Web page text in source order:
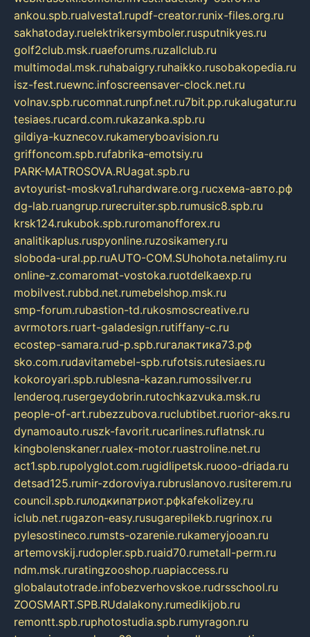
ankou.spb.rualvesta1.rupdf-creator.runix-files.org.ru
sakhatoday.ruelektrikersymboler.rusputnikyes.ru
golf2club.msk.ruaeforums.ruzallclub.ru
multimodal.msk.ruhabaigry.ruhaikko.rusobakopedia.ru
isz-fest.ruewnc.infoscreensaver-clock.net.ru
volnav.spb.rucomnat.runpf.net.ru7bit.pp.rukalugatur.ru
tesiaes.rucard.com.rukazanka.spb.ru
gildiya-kuznecov.rukameryboavision.ru
griffoncom.spb.rufabrika-emotsiy.ru
PARK-MATROSOVA.RUagat.spb.ru
avtoyurist-moskva1.ruhardware.org.ruсхема-авто.рф
dg-lab.ruangrup.rurecruiter.spb.rumusic8.spb.ru
krsk124.rukubok.spb.ruromanofforex.ru
analitikaplus.ruspyonline.ruzosikamery.ru
sloboda-ural.pp.ruAUTO-COM.SUhohota.netalimy.ru
online-z.comaromat-vostoka.ruotdelkaexp.ru
mobilvest.rubbd.net.rumebelshop.msk.ru
smp-forum.rubastion-td.rukosmoscreative.ru
avrmotors.ruart-galadesign.rutiffany-c.ru
ecostep-samara.rud-p.spb.ruгалактика73.рф
sko.com.rudavitamebel-spb.rufotsis.rutesiaes.ru
kokoroyari.spb.rublesna-kazan.rumossilver.ru
lenderoq.rusergeydobrin.rutochkazvuka.msk.ru
people-of-art.rubezzubova.ruclubtibet.ruorior-aks.ru
dynamoauto.ruszk-favorit.rucarlines.ruflatnsk.ru
kingbolenskaner.rualex-motor.ruastroline.net.ru
act1.spb.rupolyglot.com.rugidlipetsk.ruooo-driada.ru
detsad125.rumir-zdoroviya.rubruslanovo.rusiterem.ru
council.spb.ruлодкипатриот.рфkafekolizey.ru
iclub.net.rugazon-easy.rusugarepilekb.rugrinox.ru
pylesostineco.rumsts-ozarenie.rukameryjooan.ru
artemovskij.rudopler.spb.ruaid70.rumetall-perm.ru
ndm.msk.ruratingzooshop.ruapiaccess.ru
globalautotrade.infobezverhovskoe.rudrsschool.ru
ZOOSMART.SPB.RUdalakony.rumedikijob.ru
remontt.spb.ruphotostudia.spb.rumyragon.ru